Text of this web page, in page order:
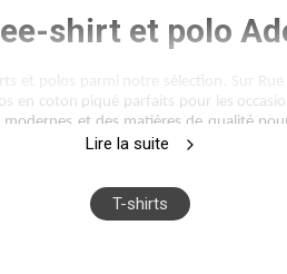
shirt et polo
et polos parmi notre sélection. Sur
en coton piqué parfaits pour les
modernes et des matières de qualité
plus vives comme le jaune et le
Lire la suite
T-shirts